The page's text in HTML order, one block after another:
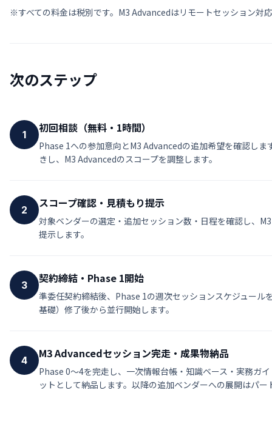
※すべての料金は税別です。M3 Advancedはリモートセッション対
次のステップ
1 初回相談（無料・1時間）
Phase 1への参加意向とM3 Advancedの追加希望を確認し
きし、M3 Advancedのスコープを調整します。
2 スコープ確認・見積もり提示
対象ベンダーの選定・追加セッション数・日程を確認し、
提示します。
3 契約締結・Phase 1開始
準委任契約締結後、Phase 1の週次セッションスケジュール
基礎）修了後から並行開始します。
4 M3 Advancedセッション完走・成果物納品
Phase 0〜4を完走し、一次情報台帳・知識ベース・実務ガ
ットとして納品します。以降の追加ベンダーへの展開はパ